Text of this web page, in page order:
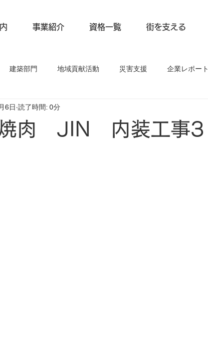
事業紹介 資格一覧 街を支える
建築部門 地域貢献活動 災害支援 企業レポート
事業紹介
肉 JIN 内装工事3
6日 読了時間: 0分